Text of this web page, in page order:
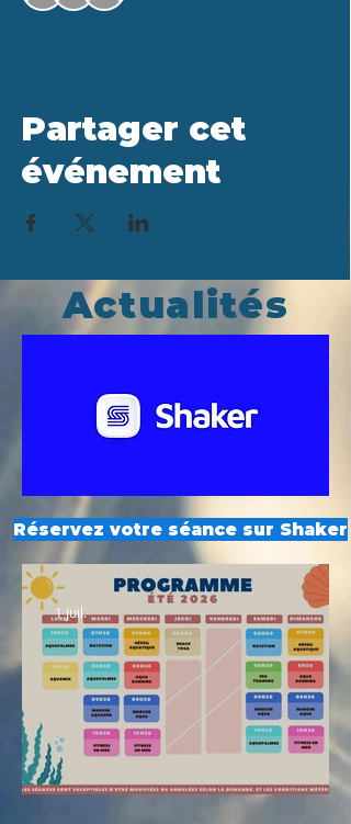
Partager cet
événement
Actualités
Réservez votre séance sur Shaker
Planning été 2026
1 juil.